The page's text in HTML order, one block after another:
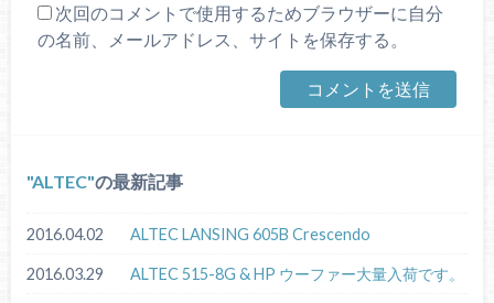
次回のコメントで使用するためブラウザーに自分
の名前、メールアドレス、サイトを保存する。
ALTEC の最新記事
2016.04.02 ALTEC LANSING 605B Crescendo
2016.03.29 ALTEC 515-8G & HP ウーファー大量入荷です。